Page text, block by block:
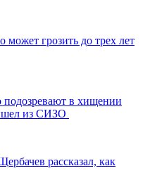
грозить до трех лет
подозревают в хищении
из СИЗО
рассказал, как